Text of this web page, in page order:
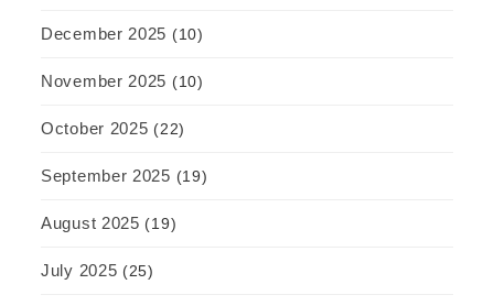
December 2025 (10)
November 2025 (10)
October 2025 (22)
September 2025 (19)
August 2025 (19)
July 2025 (25)